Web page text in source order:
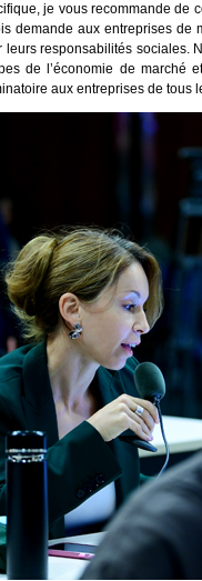
je vous recommande de
demande aux entreprises de
leurs responsabilités sociales.
de l’économie de marché
aux entreprises de tous